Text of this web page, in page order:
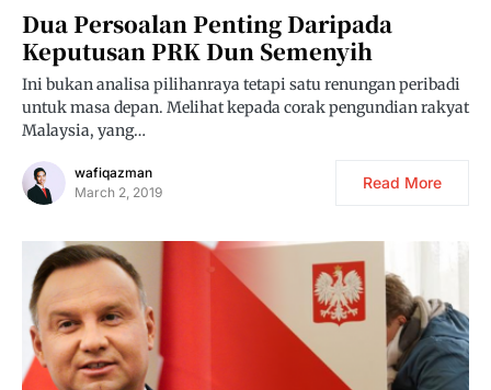
Dua Persoalan Penting Daripada
Keputusan PRK Dun Semenyih
Ini bukan analisa pilihanraya tetapi satu renungan peribadi
untuk masa depan. Melihat kepada corak pengundian rakyat
Malaysia, yang…
wafiqazman
March 2, 2019
Read More